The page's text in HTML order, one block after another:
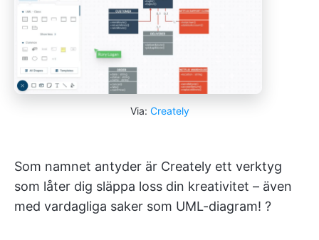
Via: Creately
Som namnet antyder är Creately ett verktyg
som låter dig släppa loss din kreativitet – även
med vardagliga saker som UML-diagram! ?